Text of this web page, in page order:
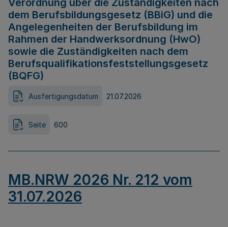
Verordnung über die Zuständigkeiten nach
dem Berufsbildungsgesetz (BBiG) und die
Angelegenheiten der Berufsbildung im
Rahmen der Handwerksordnung (HwO)
sowie die Zuständigkeiten nach dem
Berufsqualifikationsfeststellungsgesetz
(BQFG)
Ausfertigungsdatum 21.07.2026
Seite 600
MB.NRW 2026 Nr. 212 vom
31.07.2026